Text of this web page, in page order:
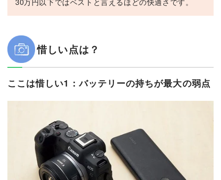
惜しい点は？
ここは惜しい1：バッテリーの持ちが最大の弱点